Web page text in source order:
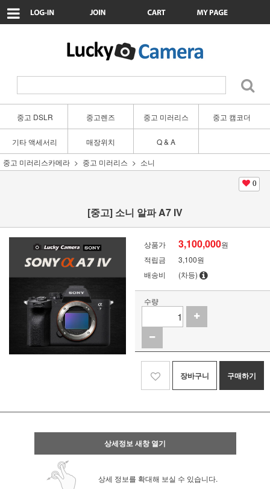
중고 DSLR 중고렌즈 중고 미러리스 중고 캠코더
기타 액세서리 매장위치
Q & A
중고 미러리스카메라
중고 미러리스 소니
0
[중고] 소니 알파 A7 IV
상품가 3,100,000원
적립금
3,100원
배송비
(차등)
수량
장바구니 구매하기
상세정보 새창 열기
상세 정보를 확대해 보실 수 있습니다.